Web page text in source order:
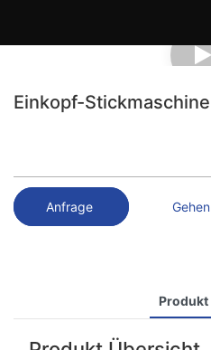
Einkopf-
Anfrage
Produkt